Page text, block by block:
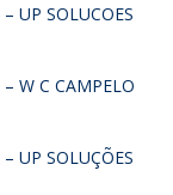
UP SOLUCOES
W C CAMPELO
UP SOLUÇÕES